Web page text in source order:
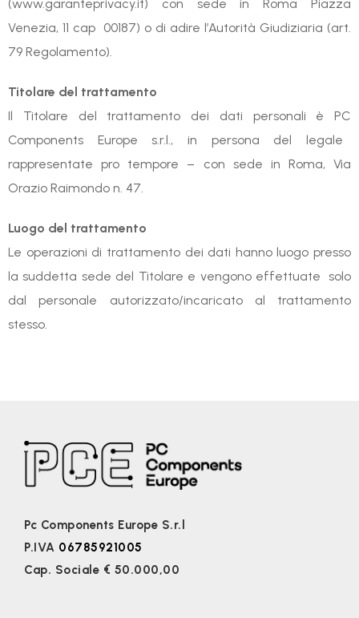
(www.garanteprivacy.it) con sede in Roma Piazza
Venezia, 11 cap 00187) o di adire l’Autorità Giudiziaria (art.
79 Regolamento).
Titolare del trattamento
Il Titolare del trattamento dei dati personali è PC
Components Europe s.r.l., in persona del legale
rappresentate pro tempore – con sede in Roma, Via
Orazio Raimondo n. 47.
Luogo del trattamento
Le operazioni di trattamento dei dati hanno luogo presso
la suddetta sede del Titolare e vengono effettuate solo
dal personale autorizzato/incaricato al trattamento
stesso.
Pc Components Europe S.r.l
P.IVA 06785921005
Cap. Sociale € 50.000,00